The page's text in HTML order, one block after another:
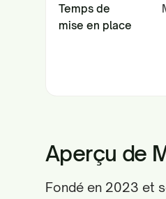
Temps de
mise en place
Aperçu de
Fondé en 2023 et